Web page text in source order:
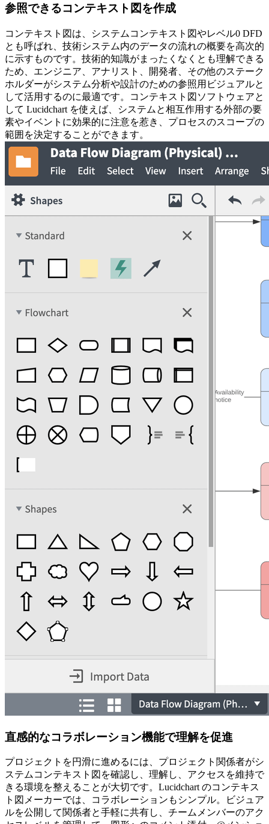
参照できるコンテキスト図を作成
コンテキスト図は、システムコンテキスト図やレベル0 DFD
とも呼ばれ、技術システム内のデータの流れの概要を高次的
に示すものです。技術的知識がまったくなくとも理解できる
ため、エンジニア、アナリスト、開発者、その他のステーク
ホルダーがシステム分析や設計のための参照用ビジュアルと
して活用するのに最適です。コンテキスト図ソフトウェアと
して Lucidchart を使えば、システムと相互作用する外部の要
素やイベントに効果的に注意を惹き、プロセスのスコープの
範囲を決定することができます。
直感的なコラボレーション機能で理解を促進
プロジェクトを円滑に進めるには、プロジェクト関係者がシ
ステムコンテキスト図を確認し、理解し、アクセスを維持で
きる環境を整えることが大切です。Lucidchart のコンテキス
ト図メーカーでは、コラボレーションもシンプル。ビジュア
ルを公開して関係者と手軽に共有し、チームメンバーのアク